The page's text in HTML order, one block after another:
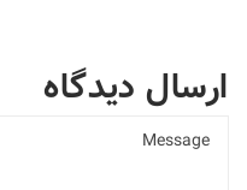
ارسال دیدگاه